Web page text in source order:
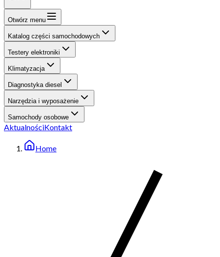
Otwórz menu
Katalog części samochodowych
Testery elektroniki
Klimatyzacja
Diagnostyka diesel
Narzędzia i wyposażenie
Samochody osobowe
AktualnościKontakt
Home